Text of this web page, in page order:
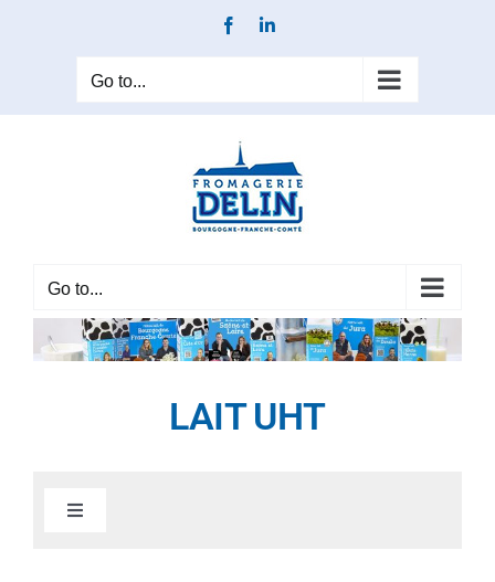
FacebookLinkedIn
Go to...
Go to...
LAIT UHT
Toggle